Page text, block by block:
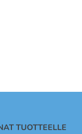
TUOTTEELLE